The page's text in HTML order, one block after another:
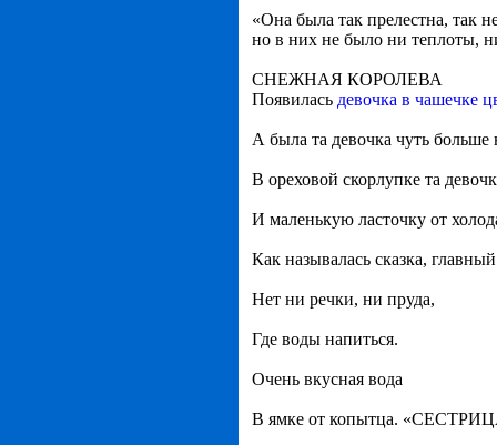
«Она была так прелестна, так
но в них не было ни теплоты,
СНЕЖНАЯ КОРОЛЕВА
Появилась девочка в чашечке
А была та девочка чуть больше
В ореховой скорлупке та
И маленькую ласточку от
Как называлась сказка,
Нет ни речки, ни пруда,
Где воды напиться.
Очень вкусная вода
В ямке от копытца.